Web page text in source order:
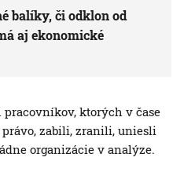
balíky, či odklon od
aj ekonomické
ktorých v čase
zabili, zranili, uniesli
organizácie v analýze.